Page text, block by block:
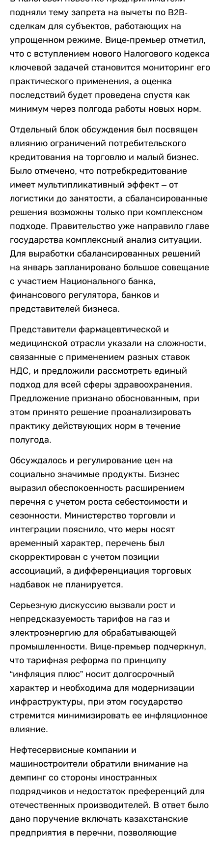
подняли тему запрета на вычеты по B2B-
сделкам для субъектов, работающих на
упрощенном режиме. Вице-премьер отметил,
что с вступлением нового Налогового кодекса
ключевой задачей становится мониторинг его
практического применения, а оценка
последствий будет проведена спустя как
минимум через полгода работы новых норм.
Отдельный блок обсуждения был посвящен
влиянию ограничений потребительского
кредитования на торговлю и малый бизнес.
Было отмечено, что потребкредитование
имеет мультипликативный эффект – от
логистики до занятости, а сбалансированные
решения возможны только при комплексном
подходе. Правительство уже направило главе
государства комплексный анализ ситуации.
Для выработки сбалансированных решений
на январь запланировано большое совещание
с участием Национального банка,
финансового регулятора, банков и
представителей бизнеса.
Представители фармацевтической и
медицинской отрасли указали на сложности,
связанные с применением разных ставок
НДС, и предложили рассмотреть единый
подход для всей сферы здравоохранения.
Предложение признано обоснованным, при
этом принято решение проанализировать
практику действующих норм в течение
полугода.
Обсуждалось и регулирование цен на
социально значимые продукты. Бизнес
выразил обеспокоенность расширением
перечня с учетом роста себестоимости и
сезонности. Министерство торговли и
интеграции пояснило, что меры носят
временный характер, перечень был
скорректирован с учетом позиции
ассоциаций, а дифференциация торговых
надбавок не планируется.
Серьезную дискуссию вызвали рост и
непредсказуемость тарифов на газ и
электроэнергию для обрабатывающей
промышленности. Вице-премьер подчеркнул,
что тарифная реформа по принципу
“инфляция плюс” носит долгосрочный
характер и необходима для модернизации
инфраструктуры, при этом государство
стремится минимизировать ее инфляционное
влияние.
Нефтесервисные компании и
машиностроители обратили внимание на
демпинг со стороны иностранных
подрядчиков и недостаток преференций для
отечественных производителей. В ответ было
дано поручение включать казахстанские
предприятия в перечни, позволяющие